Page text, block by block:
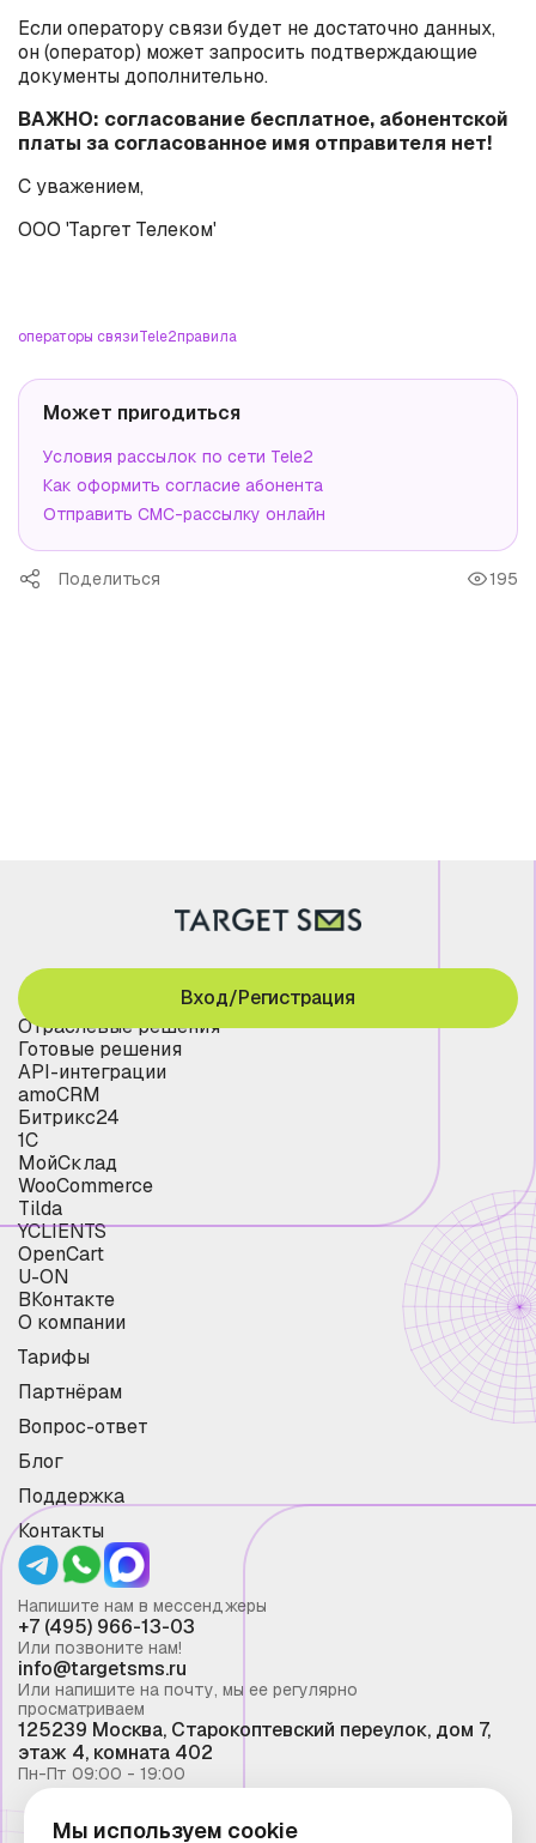
Если оператору связи будет не достаточно данных,
он (оператор) может запросить подтверждающие
документы дополнительно.
ВАЖНО: согласование бесплатное, абонентской
платы за согласованное имя отправителя нет!
С уважением,
ООО 'Таргет Телеком'
операторы связиTele2правила
Может пригодиться
Условия рассылок по сети Tele2
Как оформить согласие абонента
Отправить СМС-рассылку онлайн
Поделиться 195
Отраслевые решения
Готовые решения
API-интеграции
amoCRM
Битрикс24
1С
МойСклад
WooCommerce
Tilda
YCLIENTS
OpenCart
U-ON
ВКонтакте
О компании
Тарифы
Партнёрам
Вопрос-ответ
Блог
Поддержка
Контакты
Вход/Регистрация
Напишите нам в мессенджеры
+7 (495) 966-13-03
Или позвоните нам!
info@targetsms.ru
Или напишите на почту, мы ее регулярно
просматриваем
125239 Москва, Старокоптевский переулок, дом 7,
этаж 4, комната 402
Пн-Пт 09:00 - 19:00
Мы используем cookie